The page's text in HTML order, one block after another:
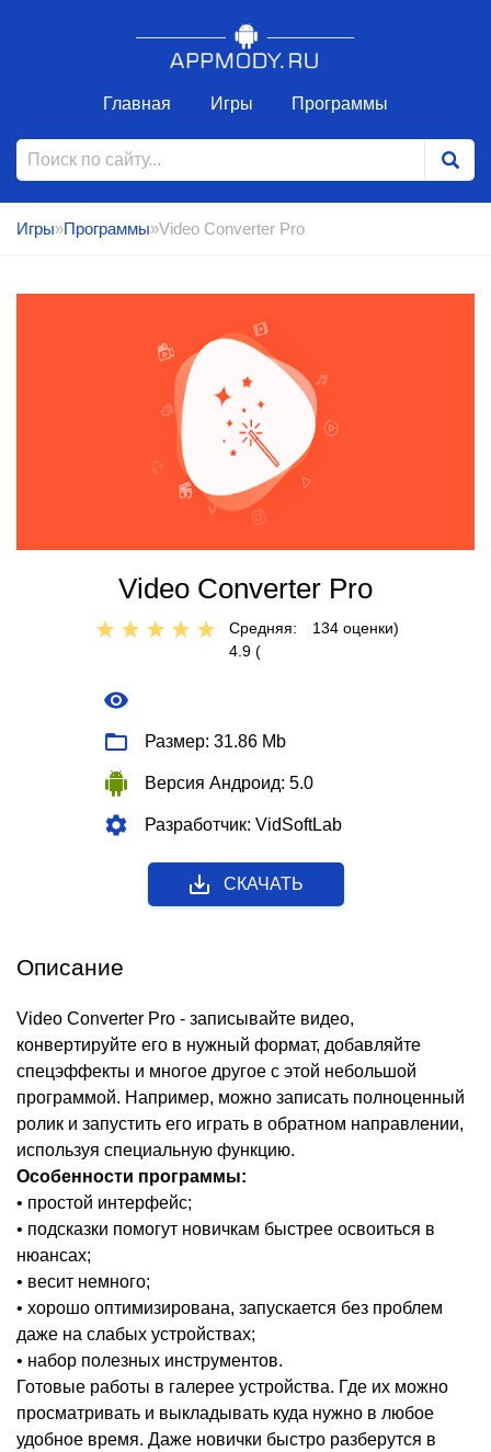
Главная Игры Программы
Игры»Программы»Video Converter Pro
Video Converter Pro
Средняя:
4.9 (
134 оценки)
Размер: 31.86 Mb
Версия Андроид: 5.0
Разработчик: VidSoftLab
СКАЧАТЬ
Описание
Video Converter Pro - записывайте видео,
конвертируйте его в нужный формат, добавляйте
спецэффекты и многое другое с этой небольшой
программой. Например, можно записать полноценный
ролик и запустить его играть в обратном направлении,
используя специальную функцию.
Особенности программы:
• простой интерфейс;
• подсказки помогут новичкам быстрее освоиться в
нюансах;
• весит немного;
• хорошо оптимизирована, запускается без проблем
даже на слабых устройствах;
• набор полезных инструментов.
Готовые работы в галерее устройства. Где их можно
просматривать и выкладывать куда нужно в любое
удобное время. Даже новички быстро разберутся в